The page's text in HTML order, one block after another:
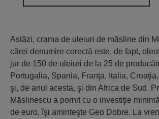
Astăzi, crama de uleiuri de măsline din
cărei denumire corectă este, de fapt,
jur de 150 de uleiuri de la 25 de
Portugalia, Spania, Franţa, Italia,
şi, de anul acesta, şi din Africa de Sud.
Măslinescu a pornit cu o investiţie
de euro, îşi aminteşte Geo Dobre. La